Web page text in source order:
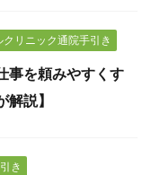
クリニック通院手引き
事を頼みやすくす
説】
き